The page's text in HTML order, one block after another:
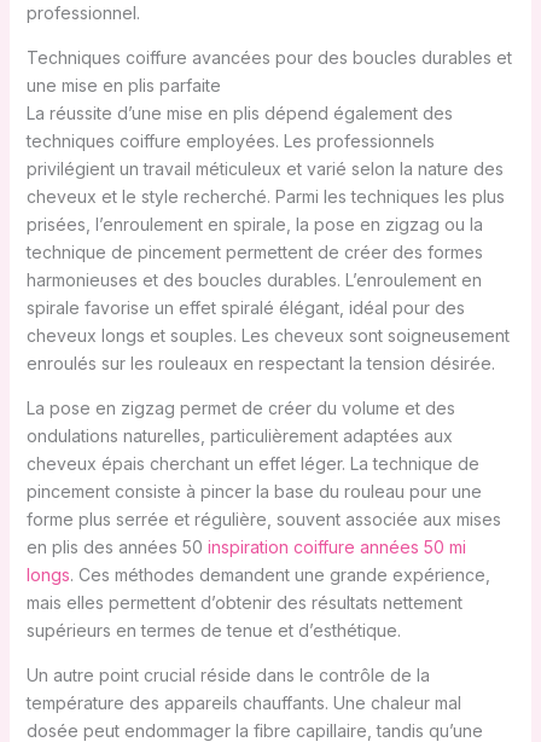
professionnel.
Techniques coiffure avancées pour des boucles durables et
une mise en plis parfaite
La réussite d’une mise en plis dépend également des
techniques coiffure employées. Les professionnels
privilégient un travail méticuleux et varié selon la nature des
cheveux et le style recherché. Parmi les techniques les plus
prisées, l’enroulement en spirale, la pose en zigzag ou la
technique de pincement permettent de créer des formes
harmonieuses et des boucles durables. L’enroulement en
spirale favorise un effet spiralé élégant, idéal pour des
cheveux longs et souples. Les cheveux sont soigneusement
enroulés sur les rouleaux en respectant la tension désirée.
La pose en zigzag permet de créer du volume et des
ondulations naturelles, particulièrement adaptées aux
cheveux épais cherchant un effet léger. La technique de
pincement consiste à pincer la base du rouleau pour une
forme plus serrée et régulière, souvent associée aux mises
en plis des années 50 inspiration coiffure années 50 mi
longs. Ces méthodes demandent une grande expérience,
mais elles permettent d’obtenir des résultats nettement
supérieurs en termes de tenue et d’esthétique.
Un autre point crucial réside dans le contrôle de la
température des appareils chauffants. Une chaleur mal
dosée peut endommager la fibre capillaire, tandis qu’une